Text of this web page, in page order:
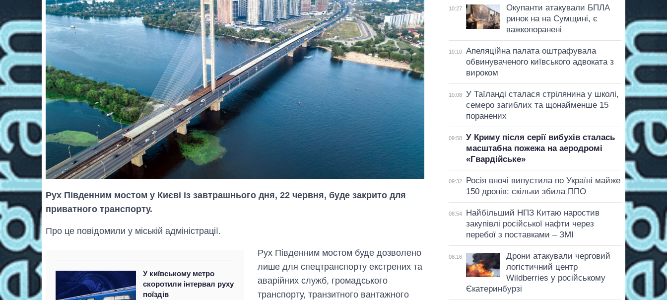
Рух Південним мостом у Києві із завтрашнього дня, 22 червня, буде закрито для
приватного транспорту.
Про це повідомили у міській адміністрації.
У київському метро
скоротили інтервал руху
поїздів
Рух Південним мостом буде дозволено
лише для спецтранспорту екстрених та
аварійних служб, громадського
транспорту, транзитного вантажного
10:27
Окупанти атакували БПЛА
ринок на на Сумщині, є
важкопоранені
10:10
Апеляційна палата оштрафувала
обвинуваченого київського адвоката з
вироком
10:08
У Таїланді сталася стрілянина у школі,
семеро загиблих та щонайменше 15
поранених
09:58
У Криму після серії вибухів сталась
масштабна пожежа на аеродромі
«Гвардійське»
09:32
Росія вночі випустила по Україні майже
150 дронів: скільки збила ППО
08:54
Найбільший НПЗ Китаю наростив
закупівлі російської нафти через
перебої з поставками – ЗМІ
08:16
Дрони атакували черговий
логістичний центр
Wildberries у російському
Єкатеринбурзі